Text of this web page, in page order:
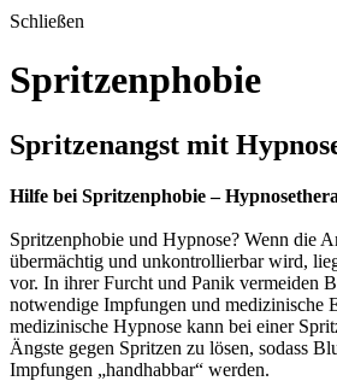
Schließen
Spritzenphobie
Spritzenangst mit
Hilfe bei Spritzenphobie –
Spritzenphobie und Hypnose? Wenn die
übermächtig und unkontrollierbar wird,
vor. In ihrer Furcht und Panik vermeiden
notwendige Impfungen und medizinische
medizinische Hypnose kann bei einer
Ängste gegen Spritzen zu lösen, sodass
Impfungen „handhabbar“ werden.